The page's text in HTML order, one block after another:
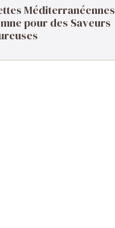
Méditerranéennes
pour des Saveurs